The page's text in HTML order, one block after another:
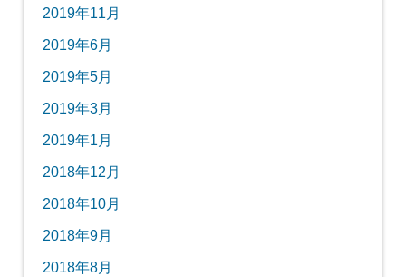
2019年11月
2019年6月
2019年5月
2019年3月
2019年1月
2018年12月
2018年10月
2018年9月
2018年8月